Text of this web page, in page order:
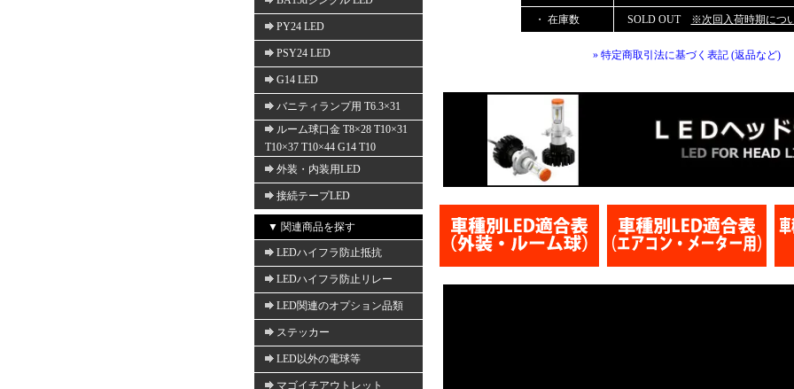
PY24 LED
PSY24 LED
G14 LED
バニティランプ用 T6.3×31
ルーム球口金 T8×28 T10×31
T10×37 T10×44 G14 T10
外装・内装用LED
接続テープLED
▼ 関連商品を探す
LEDハイフラ防止抵抗
LEDハイフラ防止リレー
LED関連のオプション品類
ステッカー
LED以外の電球等
マゴイチアウトレット
・ 在庫数 SOLD OUT ※次回入荷時期につ
» 特定商取引法に基づく表記 (返品など)